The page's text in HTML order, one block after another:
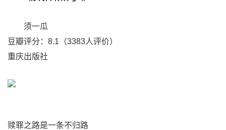
须一瓜
豆瓣评分：8.1（3383人评价）
重庆出版社
赎罪之路是一条不归路